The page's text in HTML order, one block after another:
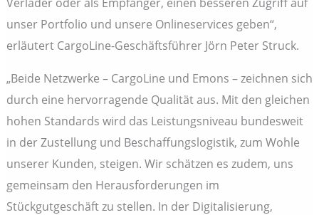
unser Portfolio und unsere Onlineservices geben“,
erläutert CargoLine-Geschäftsführer Jörn Peter Struck.
„Beide Netzwerke – CargoLine und Emons – zeichnen sich
durch eine hervorragende Qualität aus. Mit den gleichen
hohen Standards wird das Leistungsniveau bundesweit
in der Zustellung und Beschaffungslogistik, zum Wohle
unserer Kunden, steigen. Wir schätzen es zudem, uns
gemeinsam den Herausforderungen im
Stückgutgeschäft zu stellen. In der Digitalisierung,